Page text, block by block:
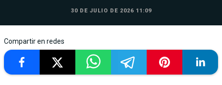
30 DE JULIO DE 2026 11:09
Compartir en redes